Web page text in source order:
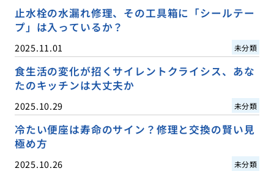
止水栓の水漏れ修理、その工具箱に「シールテー
プ」は入っているか？
2025.11.01 未分類
食生活の変化が招くサイレントクライシス、あな
たのキッチンは大丈夫か
2025.10.29 未分類
冷たい便座は寿命のサイン？修理と交換の賢い見
極め方
2025.10.26 未分類